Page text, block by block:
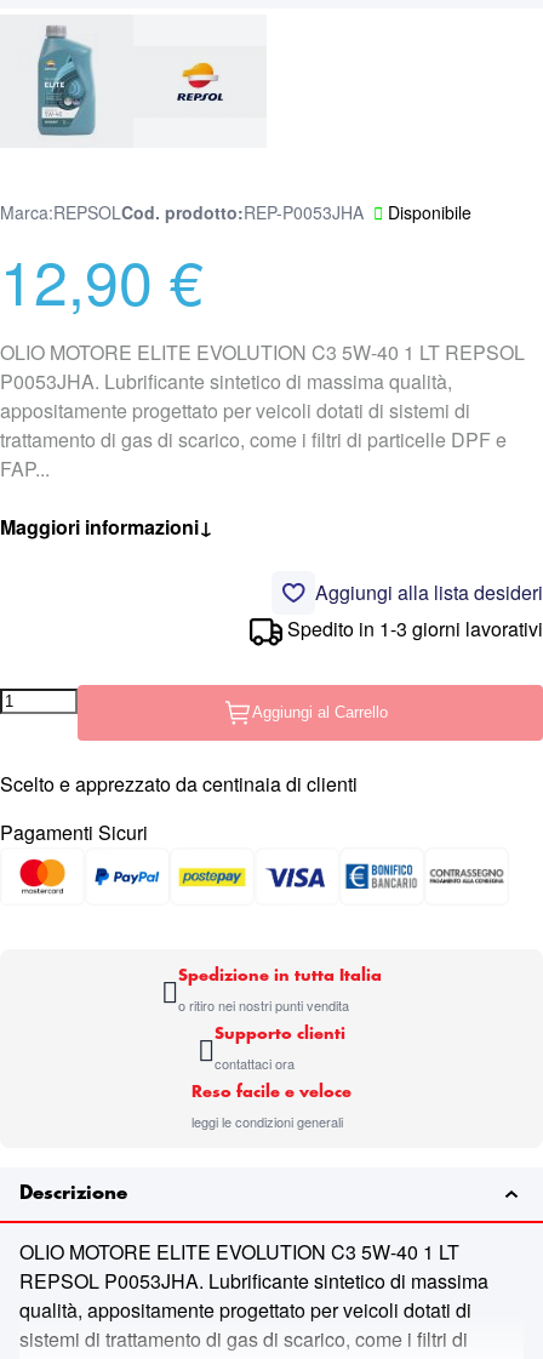
Disponibile
Marca:REPSOL Cod. prodotto REP-P0053JHA
12,90 €
OLIO MOTORE ELITE EVOLUTION C3 5W-40 1 LT REPSOL
P0053JHA. Lubrificante sintetico di massima qualità,
appositamente progettato per veicoli dotati di sistemi di
trattamento di gas di scarico, come i filtri di particelle DPF e
FAP...
Maggiori informazioni↓
Aggiungi alla lista desideri
Spedito in 1-3 giorni lavorativi
Aggiungi al Carrello
Scelto e apprezzato da centinaia di clienti
Pagamenti Sicuri
Spedizione in tutta Italia
o ritiro nei nostri punti vendita
Supporto clienti
contattaci ora
Reso facile e veloce
leggi le condizioni generali
Descrizione
OLIO MOTORE ELITE EVOLUTION C3 5W-40 1 LT
REPSOL P0053JHA. Lubrificante sintetico di massima
qualità, appositamente progettato per veicoli dotati di
sistemi di trattamento di gas di scarico, come i filtri di